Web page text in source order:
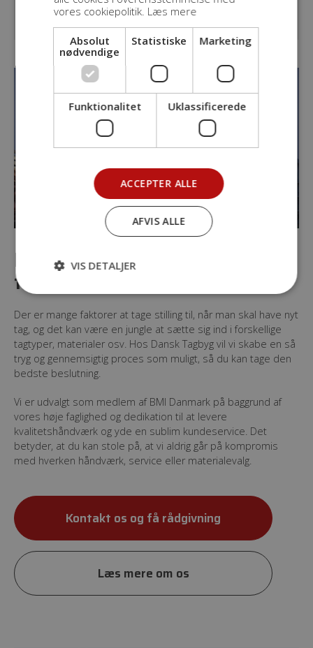
Kompromisløst håndværk til
tiden
Der er mange faktorer at tage stilling til, når man skal have nyt
tag, og det kan være en jungle at sætte sig ind i forskellige
tagtyper, materialer osv. Hos Dansk Tagbyg vil vi skabe en så
tryg og gennemsigtig proces som muligt, så du kan tage den
bedste beslutning.
Vi er udvalgt som medlem af BMI Danmark på baggrund af
vores høje faglighed og dedikation til at levere
kvalitetshåndværk og yde en sublim kundeservice. Det
betyder, at du kan stole på, at vi aldrig går på kompromis
med hverken håndværk, service eller materialevalg.
Kontakt os og få rådgivning
Læs mere om os
vores cookiepolitik. Læs mere
Absolut
nødvendige
Statistiske Marketing
Funktionalitet Uklassificerede
ACCEPTER ALLE
AFVIS ALLE
VIS DETALJER